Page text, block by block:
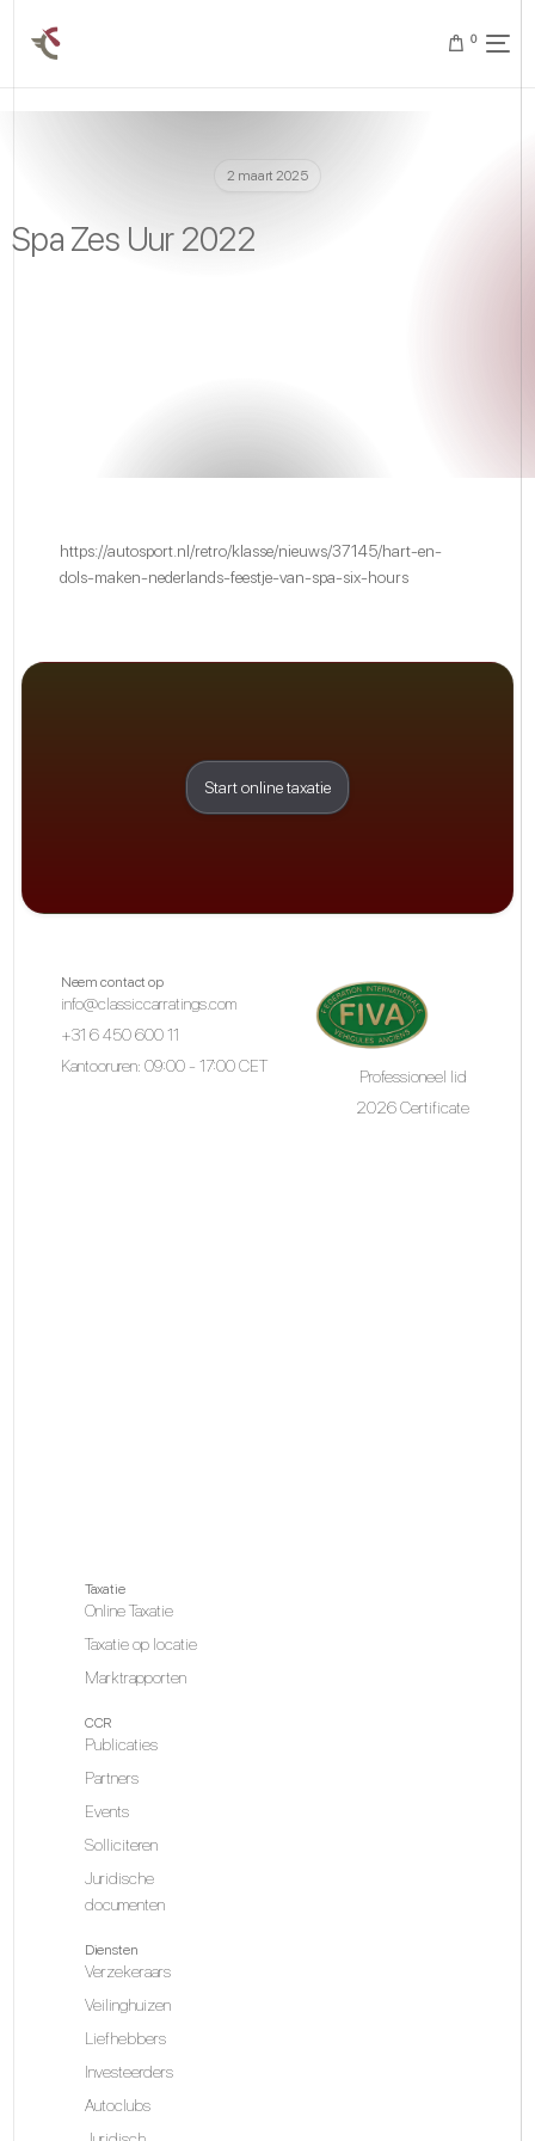
0
2 maart 2025
Spa Zes Uur 2022
https://autosport.nl/retro/klasse/nieuws/37145/hart-en-
dols-maken-nederlands-feestje-van-spa-six-hours
Start online taxatie
Neem contact op
info@classiccarratings.com
+31 6 450 600 11
Kantooruren: 09:00 - 17:00 CET
Professioneel lid
2026 Certificate
Taxatie
Online Taxatie
Taxatie op locatie
Marktrapporten
CCR
Publicaties
Partners
Events
Solliciteren
Juridische
documenten
Diensten
Verzekeraars
Veilinghuizen
Liefhebbers
Investeerders
Autoclubs